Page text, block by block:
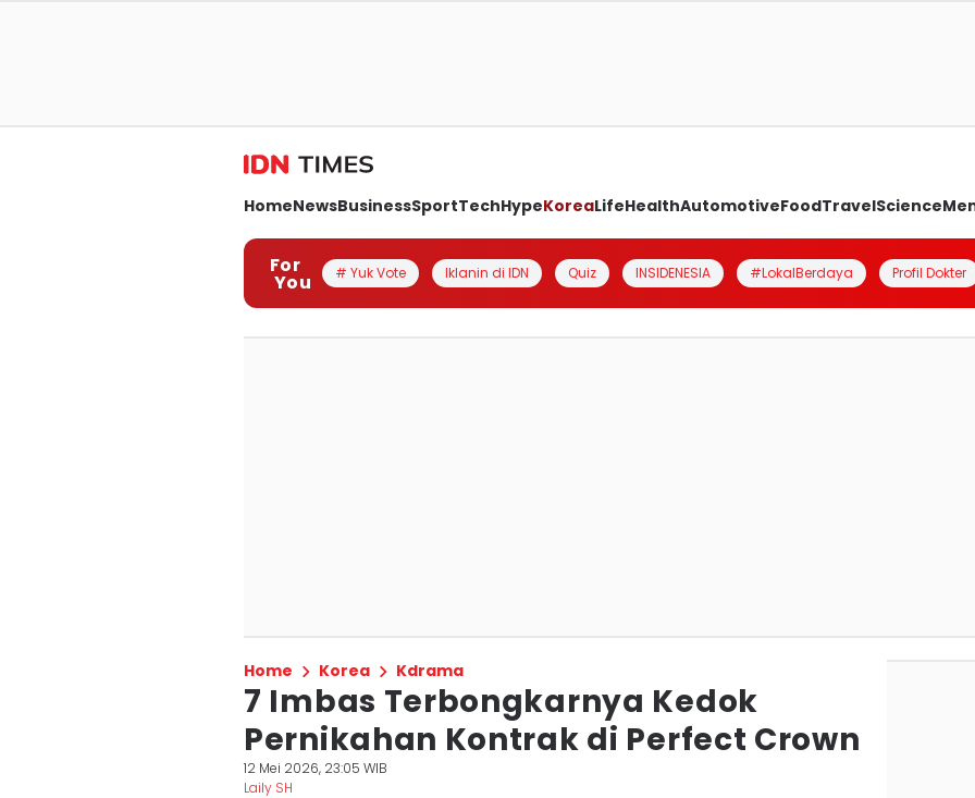
HomeNewsBusinessSportTechHypeKoreaLifeHealthAutomotiveFoodTravelScience
For
You # Yuk Vote Iklanin di IDN Quiz INSIDENESIA #LokalBerdaya Profil Dokter
Home Korea Kdrama
7 Imbas Terbongkarnya Kedok
Pernikahan Kontrak di Perfect Crown
12 Mei 2026, 23:05 WIB
Laily SH